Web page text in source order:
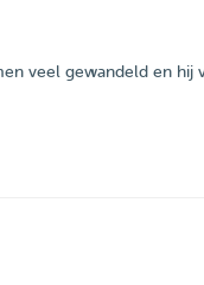
veel gewandeld en